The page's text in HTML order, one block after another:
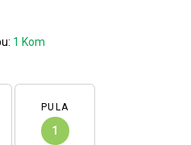
1 Kom
PULA
1